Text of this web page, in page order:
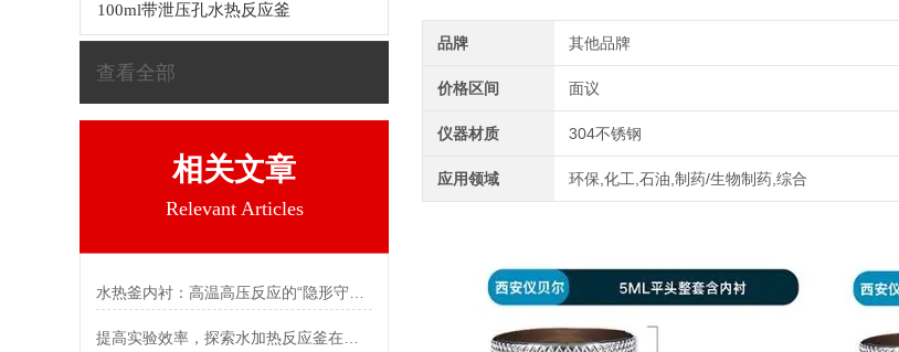
品牌 其他品牌
价格区间 面议
仪器材质 304不锈钢
应用领域 环保,化工,石油,制药/生物制药,综合
100ml带泄压孔水热反应釜
查看全部
相关文章
Relevant Articles
提高实验效率，探索水加热反应釜在化学研究中的应用前景